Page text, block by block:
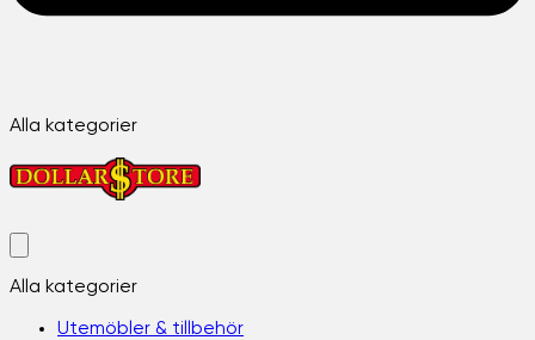
Alla kategorier
Alla kategorier
Utemöbler & tillbehör